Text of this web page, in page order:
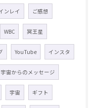
ンレイ ご感想
WBC 冥王星
YouTube インスタ
宇宙からのメッセージ
宇宙 ギフト